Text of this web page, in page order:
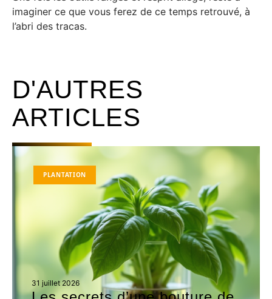
imaginer ce que vous ferez de ce temps retrouvé, à
l’abri des tracas.
D'AUTRES
ARTICLES
PLANTATION
31 juillet 2026